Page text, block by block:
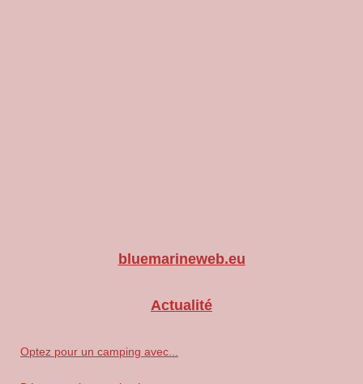
bluemarineweb.eu
Actualité
Optez pour un camping avec...